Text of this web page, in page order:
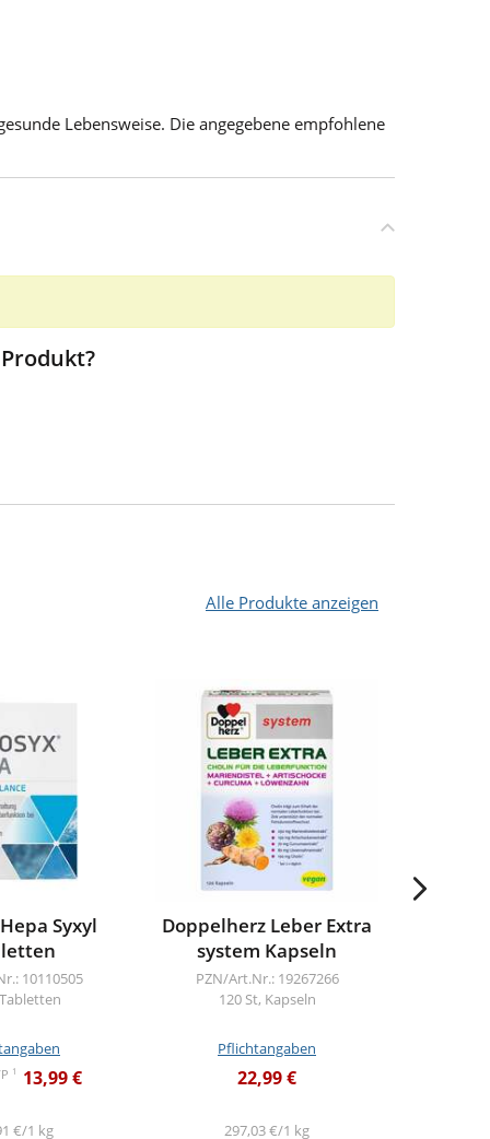
Lebensweise. Die angegebene empfohlene
Alle Produkte anzeigen
Syxyl
10110505
1 13,99 €
€/1 kg
Doppelherz Leber Extra
system Kapseln
PZN/Art.Nr.: 19267266
120 St, Kapseln
Pflichtangaben
22,99 €
297,03 €/1 kg